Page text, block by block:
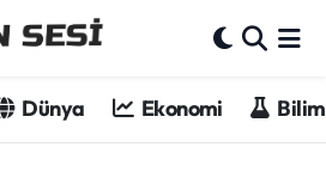
Dünya Ekonomi